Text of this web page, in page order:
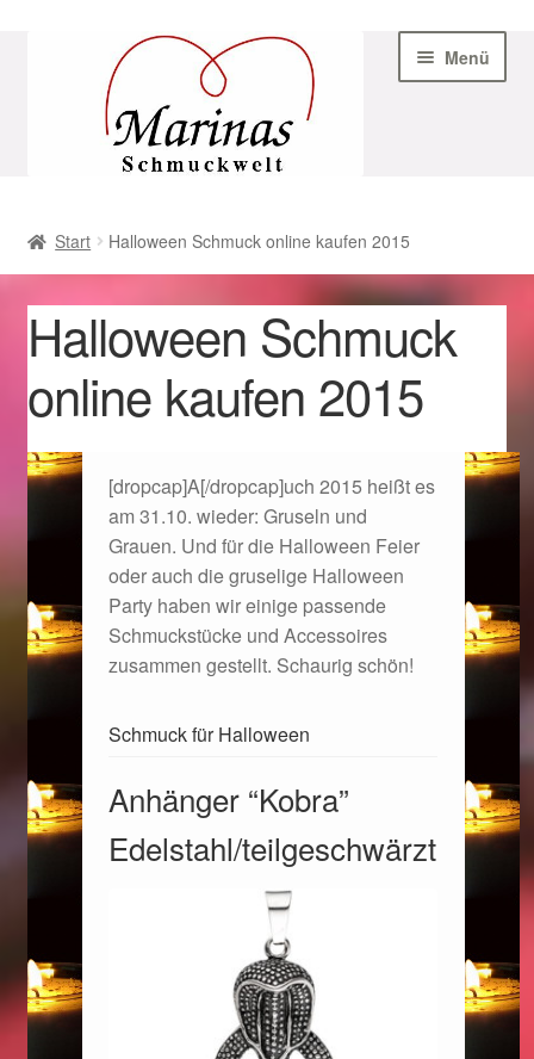
Navigation
Menü
AGB
Beispiel-Seite
Datenschutz
Geschenke zu Ostern 2023
Geschenke zu Ostern 2024
Geschenkideen für Weihnachten 2022
Geschenkideen für Weihnachten 2023
Geschenkideen für Weihnachten 2024
Geschenkideen für Weihnachten 2025
Halloween Schmuck online kaufen 2015
Halloween Schmuck online kaufen 2016
Halloween Schmuck online kaufen 2017
Halloween Schmuck online kaufen 2018
Start Halloween Schmuck online kaufen 2015
Halloween Schmuck
online kaufen 2015
[dropcap]A[/dropcap]uch 2015 heißt es
am 31.10. wieder: Gruseln und
Grauen. Und für die Halloween Feier
oder auch die gruselige Halloween
Party haben wir einige passende
Schmuckstücke und Accessoires
zusammen gestellt. Schaurig schön!
Schmuck für Halloween
Anhänger “Kobra”
Edelstahl/teilgeschwärzt